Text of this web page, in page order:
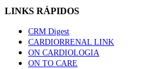
LINKS RÁPIDOS
CRM Digest
CARDIORRENAL LINK
ON CARDIOLOGIA
ON TO CARE